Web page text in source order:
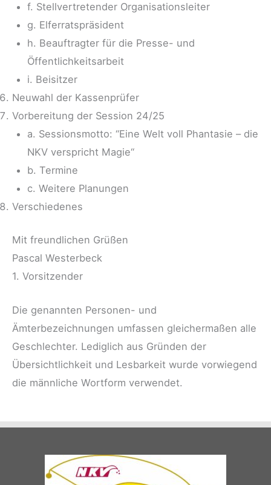
f. Stellvertretender Organisationsleiter
g. Elferratspräsident
h. Beauftragter für die Presse- und
Öffentlichkeitsarbeit
i. Beisitzer
Neuwahl der Kassenprüfer
Vorbereitung der Session 24/25
a. Sessionsmotto: “Eine Welt voll Phantasie – die
NKV verspricht Magie“
b. Termine
c. Weitere Planungen
Verschiedenes
Mit freundlichen Grüßen
Pascal Westerbeck
1. Vorsitzender
Die genannten Personen- und
Ämterbezeichnungen umfassen gleichermaßen alle
Geschlechter. Lediglich aus Gründen der
Übersichtlichkeit und Lesbarkeit wurde vorwiegend
die männliche Wortform verwendet.